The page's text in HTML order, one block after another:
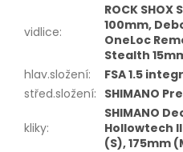
vidlice:
ROCK
100mm,
OneLoc
Stealth
hlav.složení:
FSA 1.5
střed.složení: SHIMANO
kliky:
SHIMANO
Hollowtech
(S), 175mm